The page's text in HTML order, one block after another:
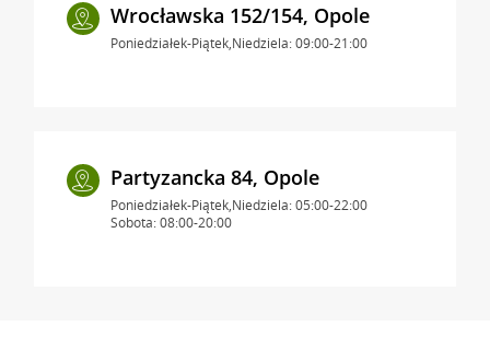
Wrocławska 152/154, Opole
Poniedziałek-Piątek,Niedziela: 09:00-21:00
Partyzancka 84, Opole
Poniedziałek-Piątek,Niedziela: 05:00-22:00
Sobota: 08:00-20:00